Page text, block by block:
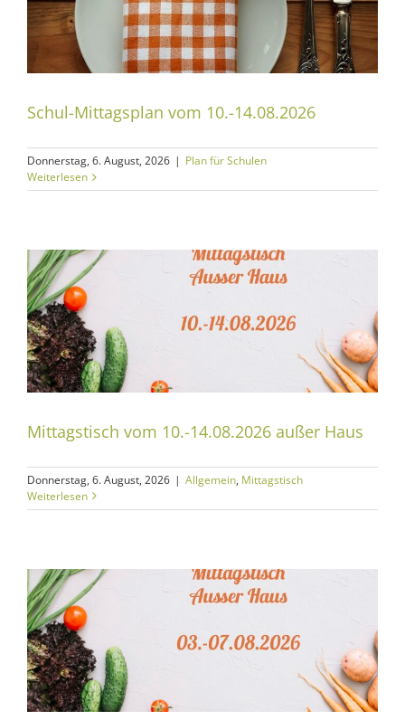
Schul-Mittagsplan vom 10.-14.08.2026
Donnerstag, 6. August, 2026 | Plan für Schulen
Weiterlesen
Mittagstisch vom 10.-14.08.2026 außer Haus
Donnerstag, 6. August, 2026 | Allgemein, Mittagstisch
Weiterlesen